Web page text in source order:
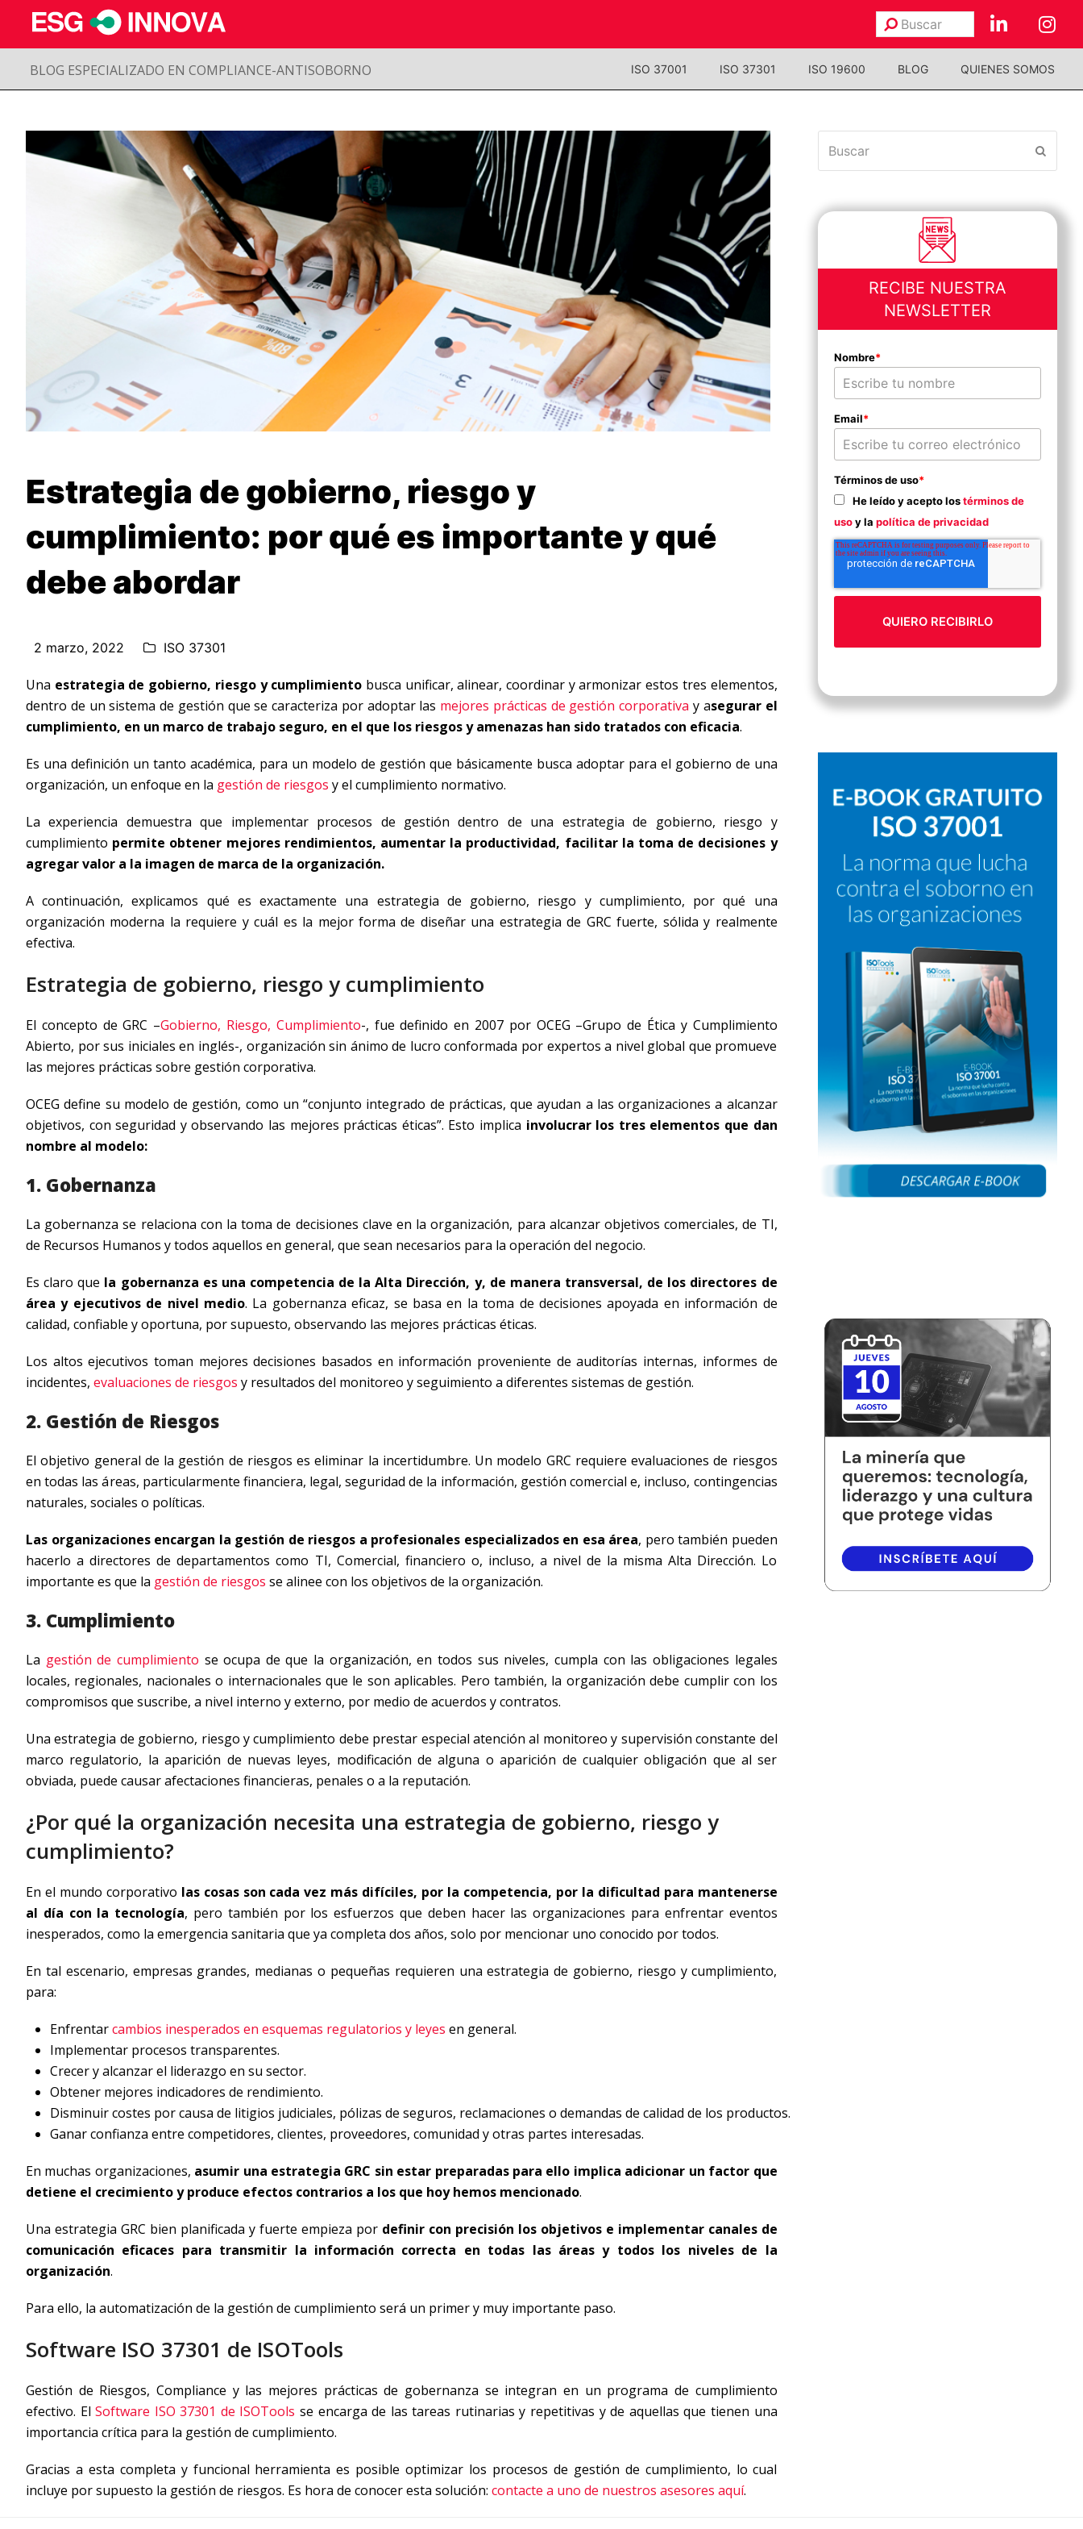
Buscar
BLOG ESPECIALIZADO EN COMPLIANCE-ANTISOBORNO ISO 37001 ISO 37301 ISO 19600 BLOG QUIENES SOMOS
Estrategia de gobierno, riesgo y
cumplimiento: por qué es importante y qué
debe abordar
2 marzo, 2022 ISO 37301
Una estrategia de gobierno, riesgo y cumplimiento busca unificar, alinear, coordinar y armonizar estos tres elementos,
dentro de un sistema de gestión que se caracteriza por adoptar las mejores prácticas de gestión corporativa y asegurar el
cumplimiento, en un marco de trabajo seguro, en el que los riesgos y amenazas han sido tratados con eficacia.
Es una definición un tanto académica, para un modelo de gestión que básicamente busca adoptar para el gobierno de una
organización, un enfoque en la gestión de riesgos y el cumplimiento normativo.
La experiencia demuestra que implementar procesos de gestión dentro de una estrategia de gobierno, riesgo y
cumplimiento permite obtener mejores rendimientos, aumentar la productividad, facilitar la toma de decisiones y
agregar valor a la imagen de marca de la organización.
A continuación, explicamos qué es exactamente una estrategia de gobierno, riesgo y cumplimiento, por qué una
organización moderna la requiere y cuál es la mejor forma de diseñar una estrategia de GRC fuerte, sólida y realmente
efectiva.
Estrategia de gobierno, riesgo y cumplimiento
El concepto de GRC –Gobierno, Riesgo, Cumplimiento-, fue definido en 2007 por OCEG –Grupo de Ética y Cumplimiento
Abierto, por sus iniciales en inglés-, organización sin ánimo de lucro conformada por expertos a nivel global que promueve
las mejores prácticas sobre gestión corporativa.
OCEG define su modelo de gestión, como un “conjunto integrado de prácticas, que ayudan a las organizaciones a alcanzar
objetivos, con seguridad y observando las mejores prácticas éticas”. Esto implica involucrar los tres elementos que dan
nombre al modelo:
1. Gobernanza
La gobernanza se relaciona con la toma de decisiones clave en la organización, para alcanzar objetivos comerciales, de TI,
de Recursos Humanos y todos aquellos en general, que sean necesarios para la operación del negocio.
Es claro que la gobernanza es una competencia de la Alta Dirección, y, de manera transversal, de los directores de
área y ejecutivos de nivel medio. La gobernanza eficaz, se basa en la toma de decisiones apoyada en información de
calidad, confiable y oportuna, por supuesto, observando las mejores prácticas éticas.
Los altos ejecutivos toman mejores decisiones basados en información proveniente de auditorías internas, informes de
incidentes, evaluaciones de riesgos y resultados del monitoreo y seguimiento a diferentes sistemas de gestión.
2. Gestión de Riesgos
El objetivo general de la gestión de riesgos es eliminar la incertidumbre. Un modelo GRC requiere evaluaciones de riesgos
en todas las áreas, particularmente financiera, legal, seguridad de la información, gestión comercial e, incluso, contingencias
naturales, sociales o políticas.
Las organizaciones encargan la gestión de riesgos a profesionales especializados en esa área, pero también pueden
hacerlo a directores de departamentos como TI, Comercial, financiero o, incluso, a nivel de la misma Alta Dirección. Lo
importante es que la gestión de riesgos se alinee con los objetivos de la organización.
3. Cumplimiento
La gestión de cumplimiento se ocupa de que la organización, en todos sus niveles, cumpla con las obligaciones legales
locales, regionales, nacionales o internacionales que le son aplicables. Pero también, la organización debe cumplir con los
compromisos que suscribe, a nivel interno y externo, por medio de acuerdos y contratos.
Una estrategia de gobierno, riesgo y cumplimiento debe prestar especial atención al monitoreo y supervisión constante del
marco regulatorio, la aparición de nuevas leyes, modificación de alguna o aparición de cualquier obligación que al ser
obviada, puede causar afectaciones financieras, penales o a la reputación.
¿Por qué la organización necesita una estrategia de gobierno, riesgo y
cumplimiento?
En el mundo corporativo las cosas son cada vez más difíciles, por la competencia, por la dificultad para mantenerse
al día con la tecnología, pero también por los esfuerzos que deben hacer las organizaciones para enfrentar eventos
inesperados, como la emergencia sanitaria que ya completa dos años, solo por mencionar uno conocido por todos.
En tal escenario, empresas grandes, medianas o pequeñas requieren una estrategia de gobierno, riesgo y cumplimiento,
para:
Enfrentarcambios inesperados en esquemas regulatorios y leyes en general.
Implementar procesos transparentes.
Crecer y alcanzar el liderazgo en su sector.
Obtener mejores indicadores de rendimiento.
Disminuir costes por causa de litigios judiciales, pólizas de seguros, reclamaciones o demandas de calidad de los productos.
Ganar confianza entre competidores, clientes, proveedores, comunidad y otras partes interesadas.
En muchas organizaciones, asumir una estrategia GRC sin estar preparadas para ello implica adicionar un factor que
detiene el crecimiento y produce efectos contrarios a los que hoy hemos mencionado.
Una estrategia GRC bien planificada y fuerte empieza pordefinir con precisión los objetivos e implementar canales de
comunicación eficaces para transmitir la información correcta en todas las áreas y todos los niveles de la
organización.
Para ello, la automatización de la gestión de cumplimiento será un primer y muy importante paso.
Software ISO 37301 de ISOTools
Gestión de Riesgos, Compliance y las mejores prácticas de gobernanza se integran en un programa de cumplimiento
efectivo. ElSoftware ISO 37301 de ISOTools se encarga de las tareas rutinarias y repetitivas y de aquellas que tienen una
importancia crítica para la gestión de cumplimiento.
Gracias a esta completa y funcional herramienta es posible optimizar los procesos de gestión de cumplimiento, lo cual
incluye por supuesto la gestión de riesgos. Es hora de conocer esta solución: contacte a uno de nuestros asesores aquí.
RECIBE NUESTRA
NEWSLETTER
Nombre*
Email*
Términos de uso*
He leído y acepto lostérminos de
usoy la política de privacidad